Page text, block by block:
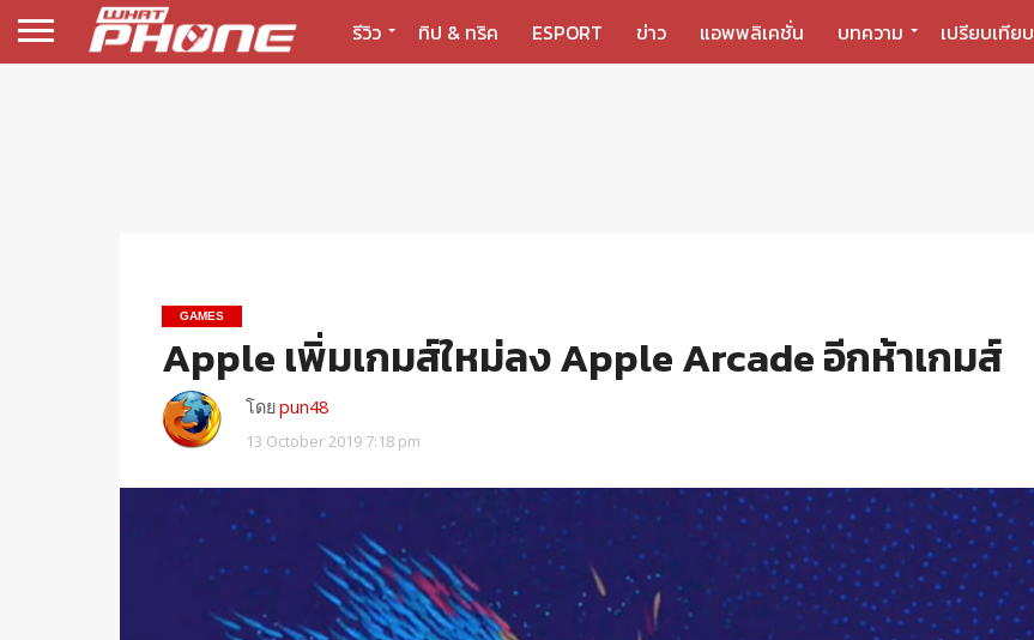
รีวิว ทิป & ทริค ESPORT ข่าว แอพพลิเคชั่น บทความ เปรียบเทียบ
GAMES
Apple เพิ่มเกมส์ใหม่ลง Apple Arcade อีกห้าเกมส์
โดยpun48
13 October 2019 7:18 pm